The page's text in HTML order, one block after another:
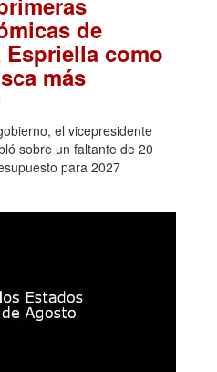
de
como
más
el vicepresidente
sobre un faltante de 20
para 2027